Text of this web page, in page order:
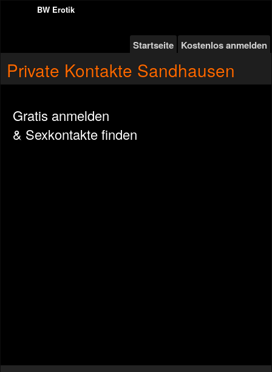
BW Erotik
Startseite Kostenlos anmelden
Private Kontakte Sandhausen
Gratis anmelden
& Sexkontakte finden